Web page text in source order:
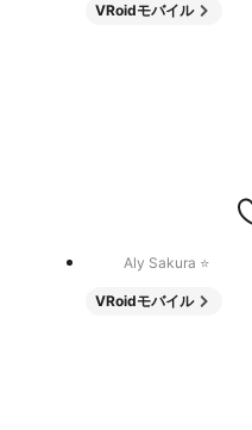
VRoidモバイル
Aly Sakura ⭐️
VRoidモバイル